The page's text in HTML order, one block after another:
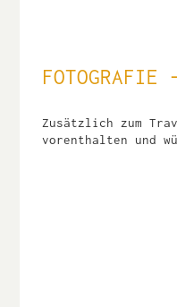
FOTOGRAFIE
Zusätzlich zum
vorenthalten und